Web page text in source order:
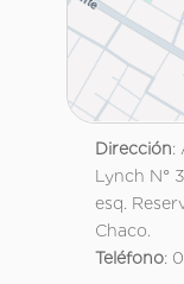
Dirección:
Lynch N°
esq.
Chaco.
Teléfono: